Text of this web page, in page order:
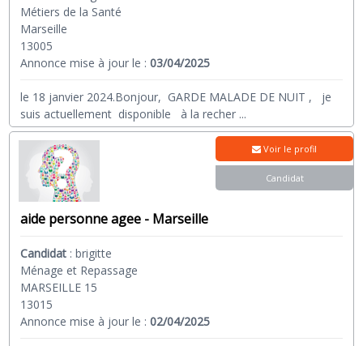
Métiers de la Santé
Marseille
13005
Annonce mise à jour le :03/04/2025
le 18 janvier 2024.Bonjour, GARDE MALADE DE NUIT , je
suis actuellement disponible à la recher ...
aide personne agee - Marseille
Candidat :brigitte
Ménage et Repassage
MARSEILLE 15
13015
Annonce mise à jour le :02/04/2025
Voir le profil
Candidat